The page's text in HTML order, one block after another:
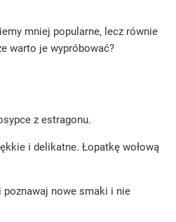
mniej popularne, lecz równie
warto je wypróbować?
z estragonu.
i delikatne. Łopatkę wołową
nowe smaki i nie